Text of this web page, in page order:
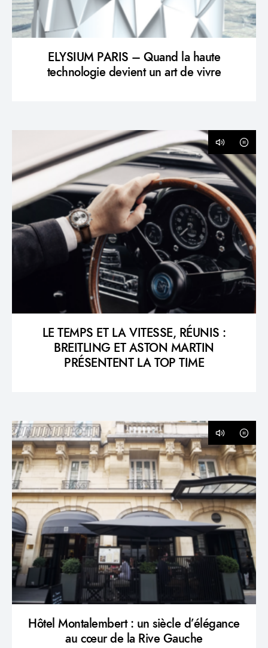
ELYSIUM PARIS – Quand la haute
technologie devient un art de vivre
LE TEMPS ET LA VITESSE, RÉUNIS :
BREITLING ET ASTON MARTIN
PRÉSENTENT LA TOP TIME
Hôtel Montalembert : un siècle d’élégance
au cœur de la Rive Gauche